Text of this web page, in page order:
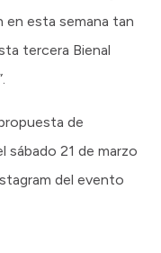
en esta semana tan
tercera Bienal
de
sábado 21 de marzo
del evento